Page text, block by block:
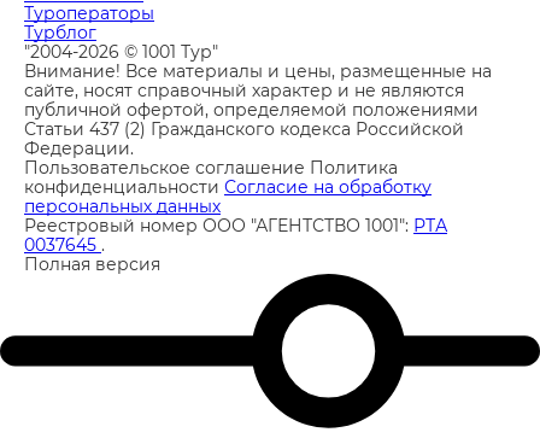
Туроператоры
Турблог
"2004-2026 © 1001 Тур"
Внимание! Все материалы и цены, размещенные на
сайте, носят справочный характер и не являются
публичной офертой, определяемой положениями
Статьи 437 (2) Гражданского кодекса Российской
Федерации.
Пользовательское соглашение Политика
конфиденциальности Согласие на обработку
персональных данных
Реестровый номер ООО "АГЕНТСТВО 1001": РТА
0037645 .
Полная версия